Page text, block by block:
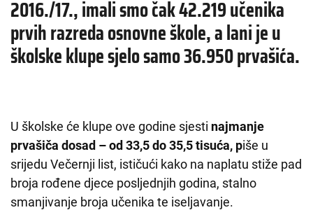
2016./17., imali smo čak 42.219 učenika
prvih razreda osnovne škole, a lani je u
školske klupe sjelo samo 36.950 prvašića.
U školske će klupe ove godine sjesti najmanje
prvašiča dosad – od 33,5 do 35,5 tisuća, piše u
srijedu Večernji list, ističući kako na naplatu stiže pad
broja rođene djece posljednjih godina, stalno
smanjivanje broja učenika te iseljavanje.